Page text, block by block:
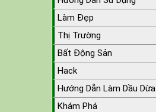
Làm Đẹp
Thị Trường
Bất Động Sản
Hack
Hướng Dẫn Làm Dầu Dừa
Khám Phá